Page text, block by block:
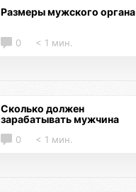
Размеры мужского органа
0 < 1 мин.
Сколько должен
зарабатывать мужчина
0 < 1 мин.